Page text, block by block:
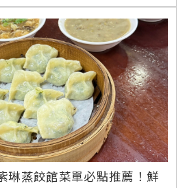
琳蒸餃館菜單必點推薦！鮮